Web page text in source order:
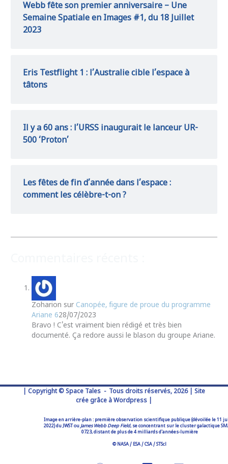
Webb fête son premier anniversaire – Une
Semaine Spatiale en Images #1, du 18 Juillet
2023
Eris Testflight 1 : l’Australie cible l’espace à
tâtons
Il y a 60 ans : l’URSS inaugurait le lanceur UR-
500 ‘Proton’
Les fêtes de fin d’année dans l’espace :
comment les célèbre-t-on ?
Zoharion sur Canopée, figure de proue du programme
Ariane 628/07/2023
Bravo ! C'est vraiment bien rédigé et très bien
documenté. Ça redore aussi le blason du groupe Ariane.
| Copyright © Space Tales - Tous droits réservés, 2026 | Site
crée grâce à Wordpress |
Image en arrière-plan : première observation scientifique publique (dévoilée le 11
2022) du JWST ouJames Webb Deep Field, se concentrant sur le cluster galactique
0723, distant de plus de 4 milliards d'années-lumière
© NASA / ESA / CSA / STScl